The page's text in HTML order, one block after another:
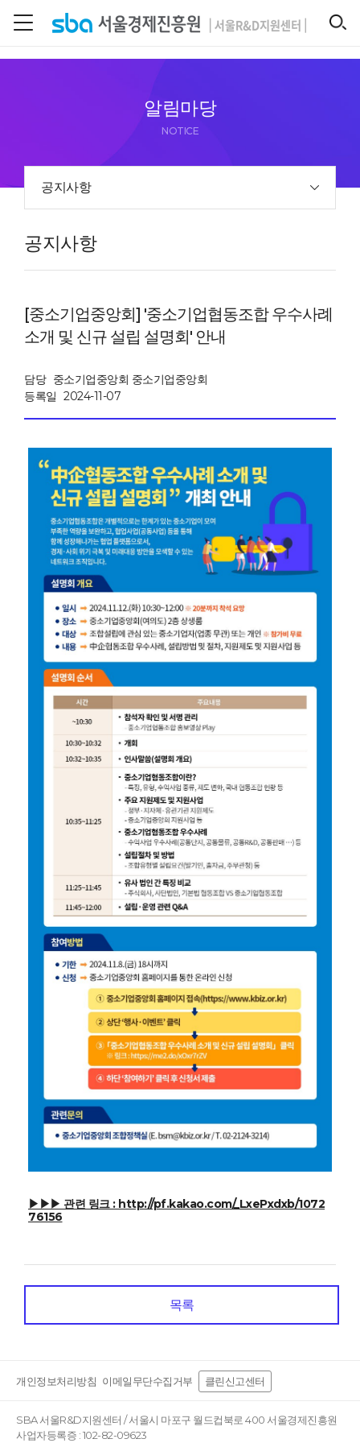
알림마당
NOTICE
공지사항
공지사항
[중소기업중앙회] '중소기업협동조합 우수사례
소개 및 신규 설립 설명회' 안내
담당 중소기업중앙회 중소기업중앙회
등록일 2024-11-07
▶▶▶ 관련 링크 : http://pf.kakao.com/_LxePxdxb/1072
76156
목록
개인정보처리방침 이메일무단수집거부 클린신고센터
SBA 서울R&D지원센터 / 서울시 마포구 월드컵북로 400 서울경제진흥원
사업자등록증 : 102-82-09623